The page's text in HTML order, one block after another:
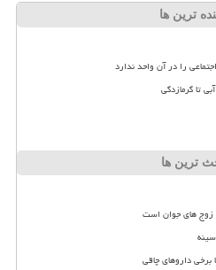
ترین ها
را در آن واحد ندارد
تا گرمازدگی
ترین ها
داروهای چاقی